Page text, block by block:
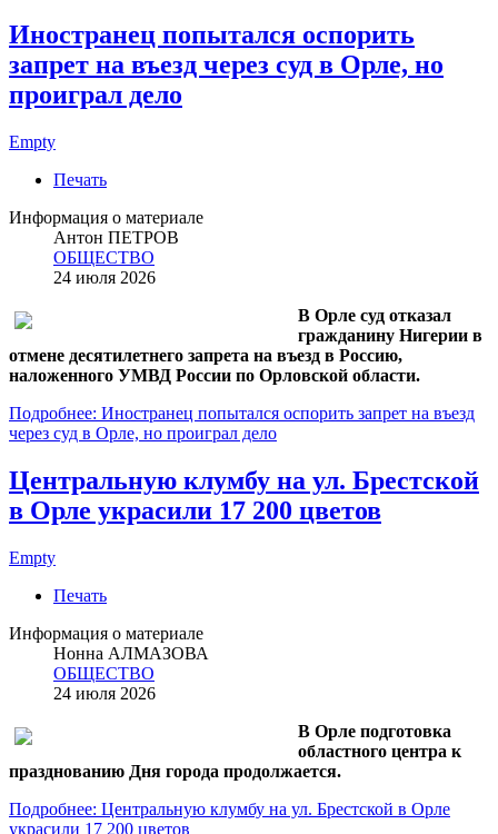
Иностранец попытался оспорить
запрет на въезд через суд в Орле, но
проиграл дело
Empty
Печать
Информация о материале
Антон ПЕТРОВ
ОБЩЕСТВО
24 июля 2026
В Орле суд отказал
гражданину Нигерии в
отмене десятилетнего запрета на въезд в Россию,
наложенного УМВД России по Орловской области.
Подробнее: Иностранец попытался оспорить запрет на въезд
через суд в Орле, но проиграл дело
Центральную клумбу на ул. Брестской
в Орле украсили 17 200 цветов
Empty
Печать
Информация о материале
Нонна АЛМАЗОВА
ОБЩЕСТВО
24 июля 2026
В Орле подготовка
областного центра к
празднованию Дня города продолжается.
Подробнее: Центральную клумбу на ул. Брестской в Орле
украсили 17 200 цветов